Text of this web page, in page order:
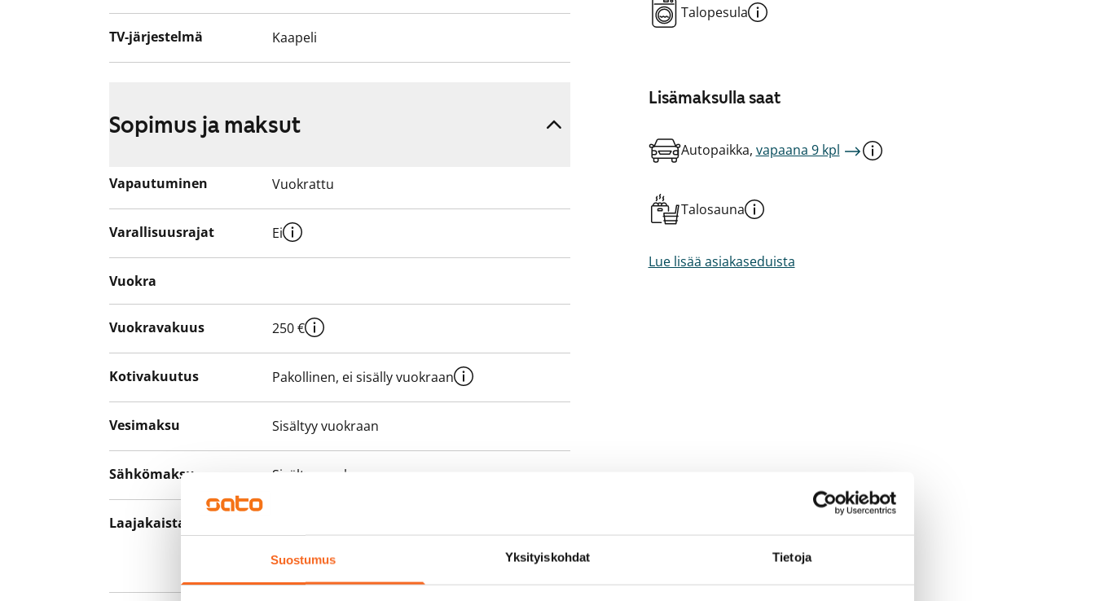
Suostumus Yksityiskohdat Tietoja
Talopesula
Lisämaksulla saat
Autopaikka, vapaana 9 kpl
Talosauna
Lue lisää asiakaseduista
TV-järjestelmä Kaapeli
Sopimus ja maksut
Vapautuminen Vuokrattu
Varallisuusrajat Ei
Vuokra
Vuokravakuus 250 €
Kotivakuutus Pakollinen, ei sisälly vuokraan
Vesimaksu Sisältyy vuokraan
Sähkömaksu Sisältyy vuokraan
Laajakaista
yhteyttä operaattoriin Telia.